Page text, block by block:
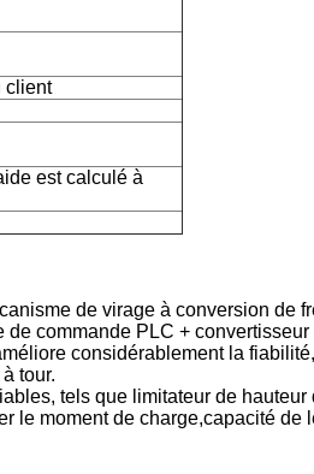
client
est calculé à
de virage à conversion de
commande PLC +
considérablement la
tour.
tels que limitateur de hauteur
le moment de charge,capacité de